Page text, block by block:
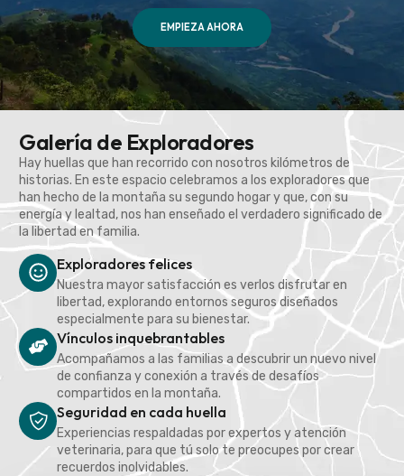
EMPIEZA AHORA
Galería de Exploradores
Hay huellas que han recorrido con nosotros kilómetros de
historias. En este espacio celebramos a los exploradores que
han hecho de la montaña su segundo hogar y que, con su
energía y lealtad, nos han enseñado el verdadero significado de
la libertad en familia.
Exploradores felices
Nuestra mayor satisfacción es verlos disfrutar en
libertad, explorando entornos seguros diseñados
especialmente para su bienestar.
Vínculos inquebrantables
Acompañamos a las familias a descubrir un nuevo nivel
de confianza y conexión a través de desafíos
compartidos en la montaña.
Seguridad en cada huella
Experiencias respaldadas por expertos y atención
veterinaria, para que tú solo te preocupes por crear
recuerdos inolvidables.